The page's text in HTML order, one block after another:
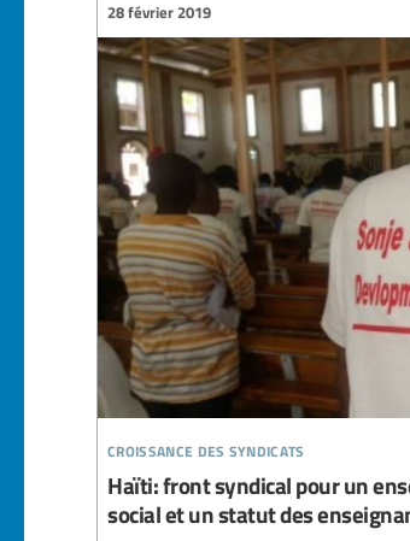
croissance des syndicats
28 février 2019
Haïti: front syndical pour un
social et un statut des